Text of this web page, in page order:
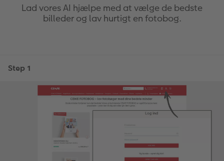
Lad vores AI hjælpe med at vælge de bedste
billeder og lav hurtigt en fotobog.